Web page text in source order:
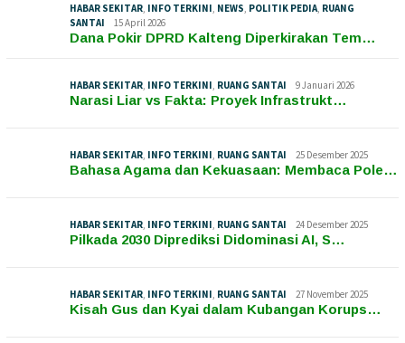
HABAR SEKITAR INFO TERKINI NEWS POLITIK PEDIA RUANG
SANTAI
15 April 2026
Dana Pokir DPRD Kalteng Diperkirakan Tem…
HABAR SEKITAR INFO TERKINI RUANG SANTAI 9 Januari 2026
Narasi Liar vs Fakta: Proyek Infrastrukt…
HABAR SEKITAR INFO TERKINI RUANG SANTAI 25 Desember 2025
Bahasa Agama dan Kekuasaan: Membaca Pole…
HABAR SEKITAR INFO TERKINI RUANG SANTAI 24 Desember 2025
Pilkada 2030 Diprediksi Didominasi AI, S…
HABAR SEKITAR INFO TERKINI RUANG SANTAI 27 November 2025
Kisah Gus dan Kyai dalam Kubangan Korups…